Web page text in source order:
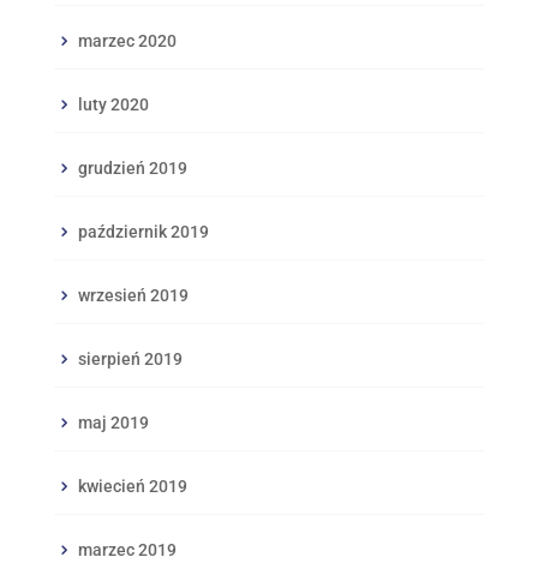
marzec 2020
luty 2020
grudzień 2019
październik 2019
wrzesień 2019
sierpień 2019
maj 2019
kwiecień 2019
marzec 2019